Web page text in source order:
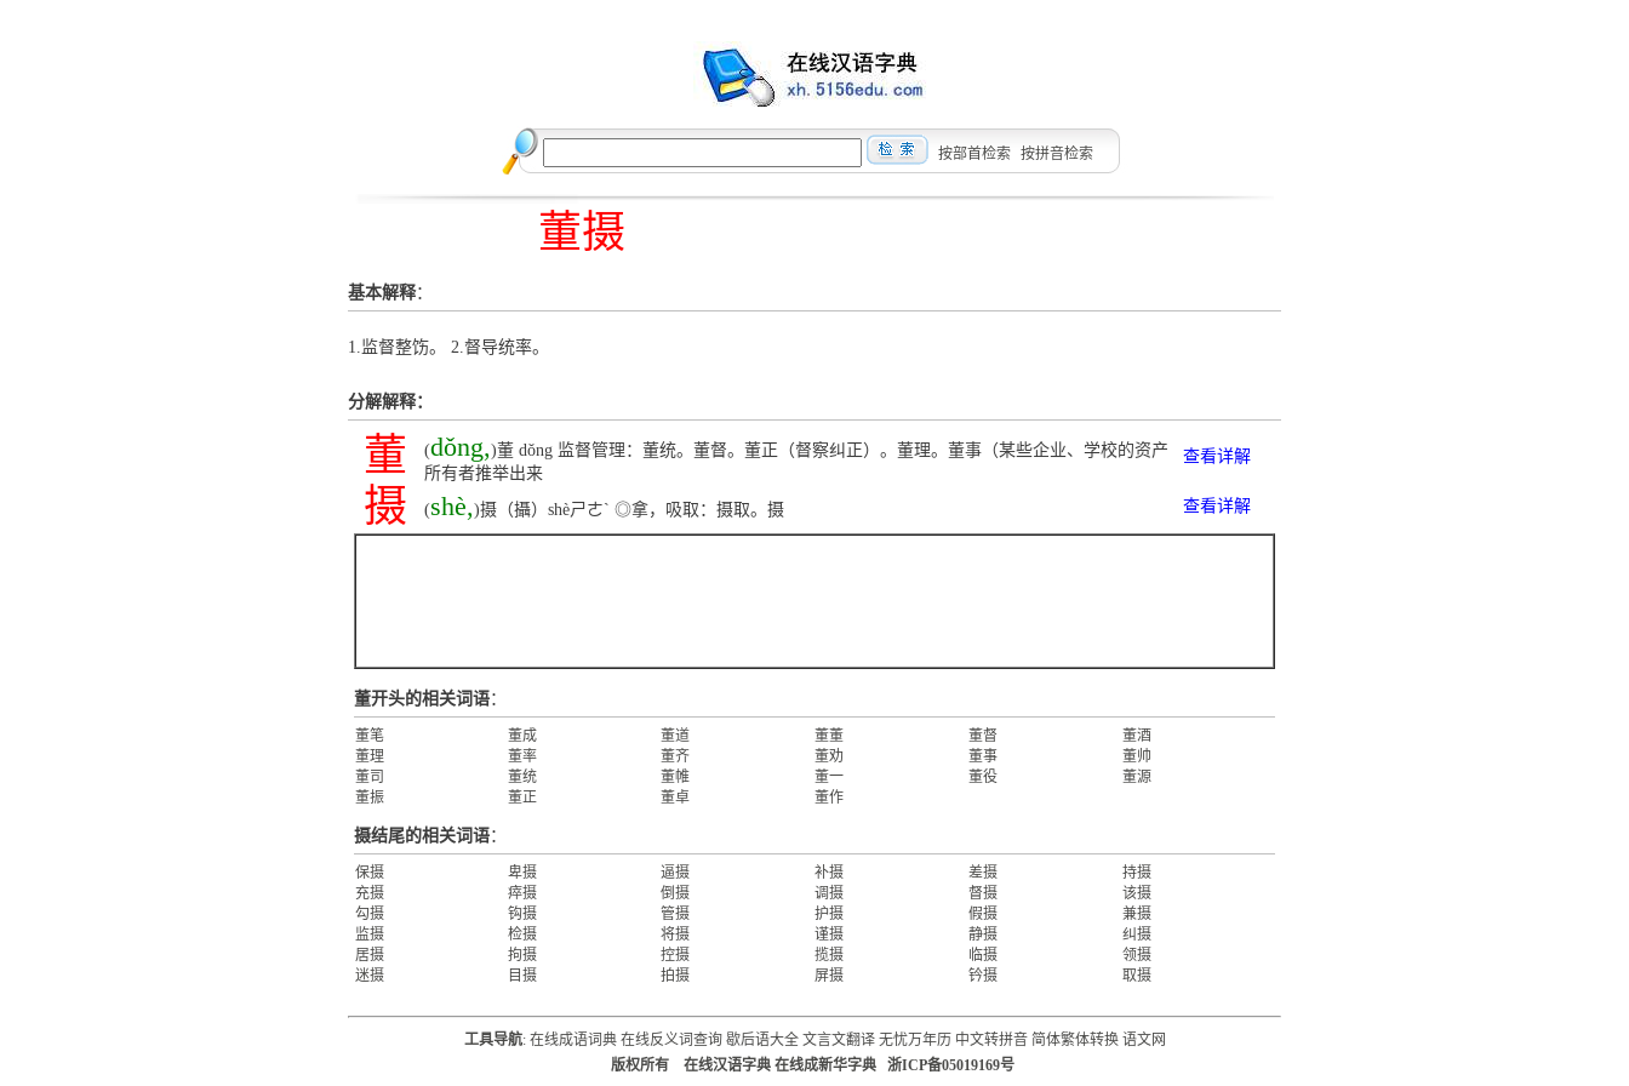
按部首检索 按拼音检索
董摄
基本解释：
1.监督整饬。 2.督导统率。
分解解释：
董 (dǒng,)董 dǒng 监督管理：董统。董督。董正（督察纠正）。董理。董事（某些企业、学校的资产
所有者推举出来
查看详解
摄 (shè,)摄（攝）shèㄕㄜˋ ◎拿，吸取：摄取。摄 查看详解
董开头的相关词语：
董笔 董成 董道 董董 董督
董酒
董理
董率 董齐 董劝 董事
董帅
董司
董统 董帷 董一 董役
董源
董振
董正 董卓 董作
摄结尾的相关词语：
保摄 卑摄 逼摄 补摄 差摄
持摄
充摄
瘁摄 倒摄 调摄 督摄
该摄
勾摄
钩摄 管摄 护摄 假摄
兼摄
监摄
检摄 将摄 谨摄 静摄
纠摄
居摄
拘摄 控摄 揽摄 临摄
领摄
迷摄
目摄 拍摄 屏摄 钤摄 取摄
工具导航: 在线成语词典 在线反义词查询 歇后语大全 文言文翻译 无忧万年历 中文转拼音 简体繁体转换 语文网
版权所有 在线汉语字典 在线成新华字典 浙ICP备05019169号